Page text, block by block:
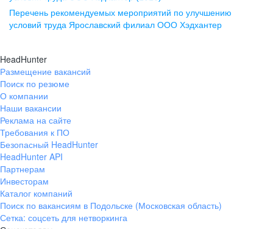
помещение 15
+7 843 212-12-50
Екатеринбург
ул. Боевых Дружин, стр. 20,
+7 343 226-79-99
pr@ural.hh.ru
ул. Янковского, д. 169, 7 этаж,
706 каб.
+7 861 205-55-57
Перечень рекомендуемых мероприятий по улучшению
условий труда Ярославский филиал ООО Хэдхантер
HeadHunter
Размещение вакансий
Поиск по резюме
О компании
Наши вакансии
Реклама на сайте
Требования к ПО
Безопасный HeadHunter
HeadHunter API
Партнерам
Инвесторам
Каталог компаний
Поиск по вакансиям в Подольске (Московская область)
Сетка: соцсеть для нетворкинга